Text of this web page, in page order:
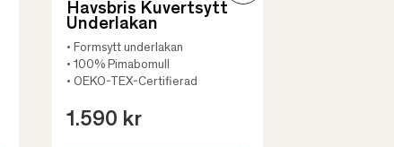
Havsbris Kuvertsytt
Underlakan
• Formsytt underlakan
• 100% Pimabomull
• OEKO-TEX-Certifierad
1.590 kr